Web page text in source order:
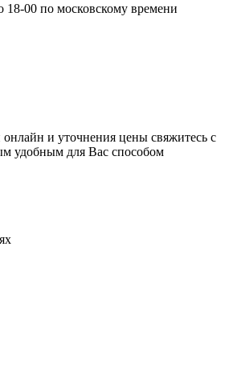
18-00 по московскому времени
онлайн и уточнения цены свяжитесь с
удобным для Вас способом